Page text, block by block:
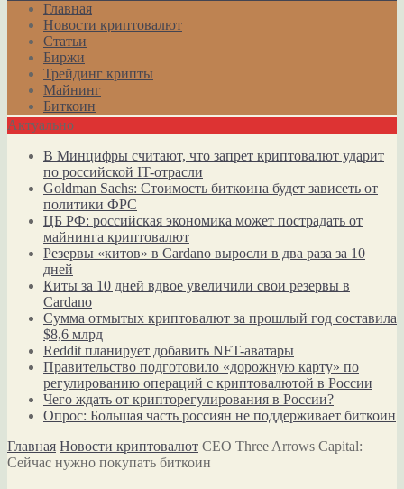
Главная
Новости криптовалют
Статьи
Биржи
Трейдинг крипты
Майнинг
Биткоин
Актуально
В Минцифры считают, что запрет криптовалют ударит
по российской IT-отрасли
Goldman Sachs: Стоимость биткоина будет зависеть от
политики ФРС
ЦБ РФ: российская экономика может пострадать от
майнинга криптовалют
Резервы «китов» в Cardano выросли в два раза за 10
дней
Киты за 10 дней вдвое увеличили свои резервы в
Cardano
Сумма отмытых криптовалют за прошлый год составила
$8,6 млрд
Reddit планирует добавить NFT-аватары
Правительство подготовило «дорожную карту» по
регулированию операций с криптовалютой в России
Чего ждать от крипторегулирования в России?
Опрос: Большая часть россиян не поддерживает биткоин
Главная Новости криптовалют CEO Three Arrows Capital:
Сейчас нужно покупать биткоин